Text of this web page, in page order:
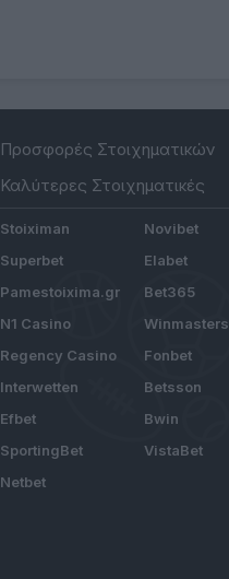
Προσφορές Στοιχηματικών
Καλύτερες Στοιχηματικές
Stoiximan
Novibet
Superbet
Elabet
Pamestoixima.gr
Bet365
N1 Casino
Winmasters
Regency Casino
Fonbet
Interwetten
Betsson
Efbet
Bwin
SportingBet
VistaBet
Netbet